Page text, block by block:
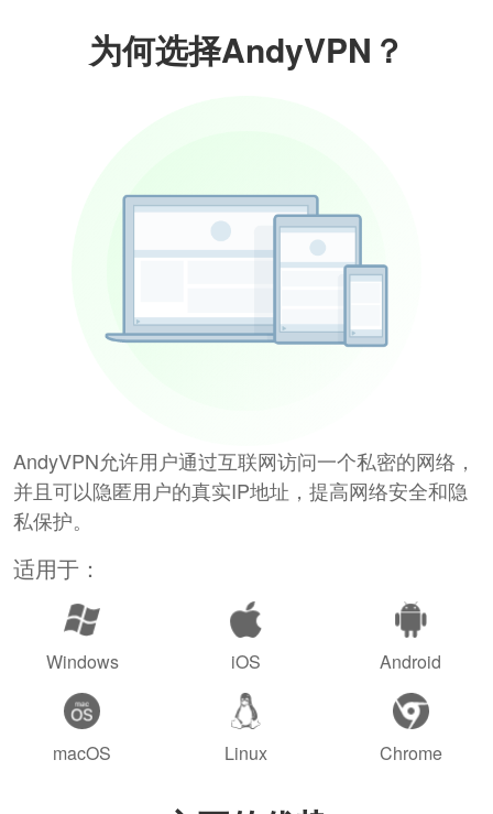
为何选择AndyVPN？
AndyVPN允许用户通过互联网访问一个私密的网络，
并且可以隐匿用户的真实IP地址，提高网络安全和隐
私保护。
适用于：
Windows iOS Android
macOS Linux Chrome